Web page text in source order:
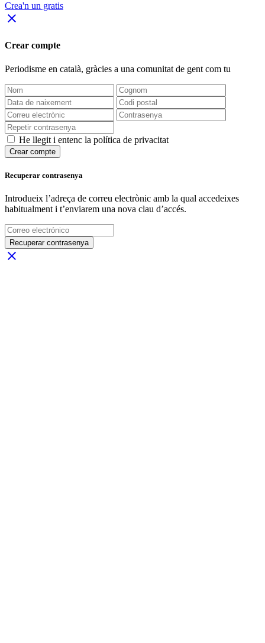
Crea'n un gratis
close
Crear compte
Periodisme en català, gràcies a una comunitat de gent com tu
He llegit i entenc la política de privacitat
Crear compte
Recuperar contrasenya
Introdueix l’adreça de correu electrònic amb la qual accedeixes
habitualment i t’enviarem una nova clau d’accés.
Recuperar contrasenya
close